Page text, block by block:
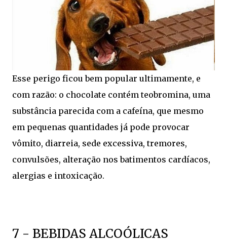
Esse perigo ficou bem popular ultimamente, e
com razão: o chocolate contém teobromina, uma
substância parecida com a cafeína, que mesmo
em pequenas quantidades já pode provocar
vômito, diarreia, sede excessiva, tremores,
convulsões, alteração nos batimentos cardíacos,
alergias e intoxicação.
7 - BEBIDAS ALCOÓLICAS